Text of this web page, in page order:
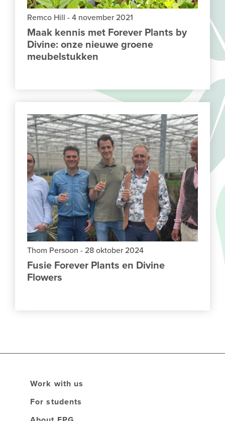
Remco Hill - 4 november 2021
Maak kennis met Forever Plants by
Divine: onze nieuwe groene
meubelstukken
Thom Persoon - 28 oktober 2024
Fusie Forever Plants en Divine
Flowers
Work with us
For students